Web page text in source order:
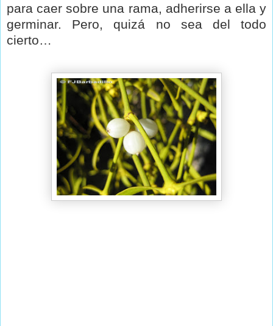
para caer sobre una rama, adherirse a ella y
germinar. Pero, quizá no sea del todo
cierto…